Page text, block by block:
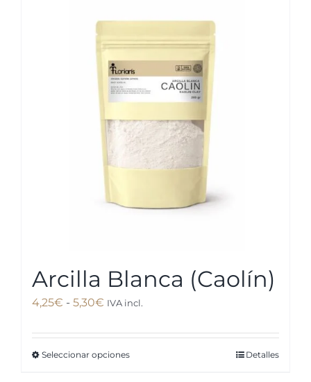
se
pueden
en
la
página
producto
Arcilla Blanca (Caolín)
4,25€ - 5,30€Rango
precios:
desde
IVA incl.
Seleccionar opcionesEste
Detalles